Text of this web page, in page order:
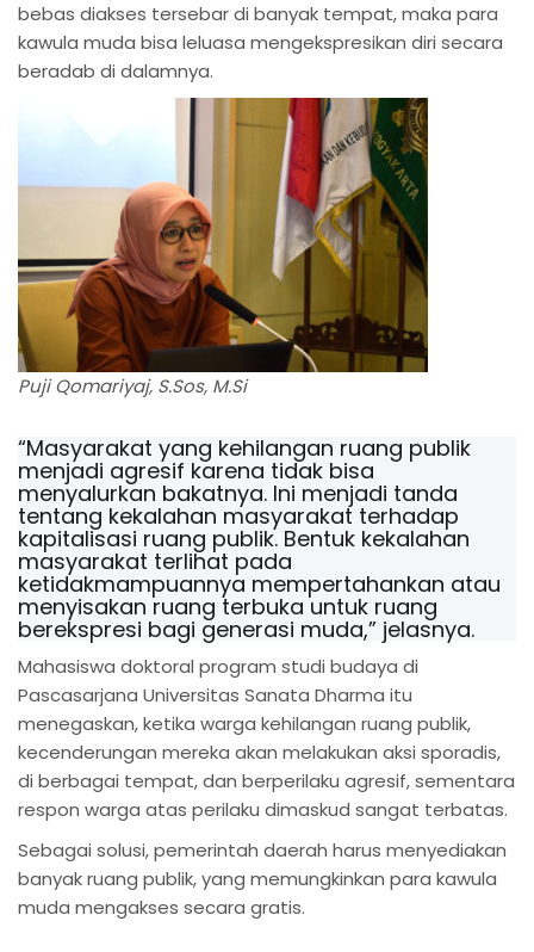
bebas diakses tersebar di banyak tempat, maka para
kawula muda bisa leluasa mengekspresikan diri secara
beradab di dalamnya.
Puji Qomariyaj, S.Sos, M.Si
“Masyarakat yang kehilangan ruang publik
menjadi agresif karena tidak bisa
menyalurkan bakatnya. Ini menjadi tanda
tentang kekalahan masyarakat terhadap
kapitalisasi ruang publik. Bentuk kekalahan
masyarakat terlihat pada
ketidakmampuannya mempertahankan atau
menyisakan ruang terbuka untuk ruang
berekspresi bagi generasi muda,” jelasnya.
Mahasiswa doktoral program studi budaya di
Pascasarjana Universitas Sanata Dharma itu
menegaskan, ketika warga kehilangan ruang publik,
kecenderungan mereka akan melakukan aksi sporadis,
di berbagai tempat, dan berperilaku agresif, sementara
respon warga atas perilaku dimaskud sangat terbatas.
Sebagai solusi, pemerintah daerah harus menyediakan
banyak ruang publik, yang memungkinkan para kawula
muda mengakses secara gratis.